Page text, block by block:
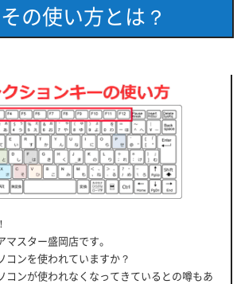
の使い方とは？
スター盛岡店です。
コンを使われていますか？
コンが使われなくなってきているとの噂もあ